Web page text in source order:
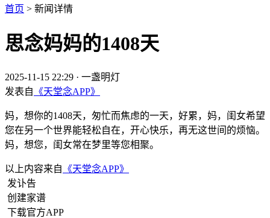
首页 > 新闻详情
思念妈妈的1408天
2025-11-15 22:29 · 一盏明灯
发表自 《天堂念APP》
妈，想你的1408天，匆忙而焦虑的一天，好累，妈，闺女希望
您在另一个世界能轻松自在，开心快乐，再无这世间的烦恼。
妈，想您，闺女常在梦里等您相聚。
以上内容来自 《天堂念APP》
发讣告
创建家谱
下载官方APP